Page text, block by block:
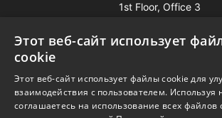
1st Floor, Office 3
Посмотреть на карте
Телефон:+34 952 765 138
Моб:+34 601 636 766
Этот веб-сайт использует
cookie
Этот веб-сайт использует файлы cookie для
взаимодействия с пользователем.
соглашаетесь на использование всех файлов